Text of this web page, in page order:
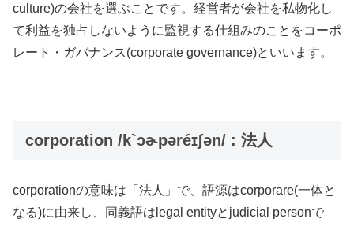
culture)の会社を選ぶことです。経営者が会社を私物化し
て利益を独占しないように監視する仕組みのことをコーポ
レート・ガバナンス(corporate governance)といいます。
corporation /k`ɔɚpəréɪʃən/ : 法人
corporationの意味は「法人」で、語源はcorporare(一体と
なる)に由来し、同義語はlegal entityとjudicial personで